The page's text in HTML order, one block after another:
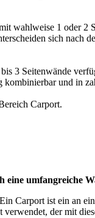
wahlweise 1 oder 2
sich nach
3 Seitenwände
und in
Carport.
eine umfangreiche
Carport ist ein an
der mit